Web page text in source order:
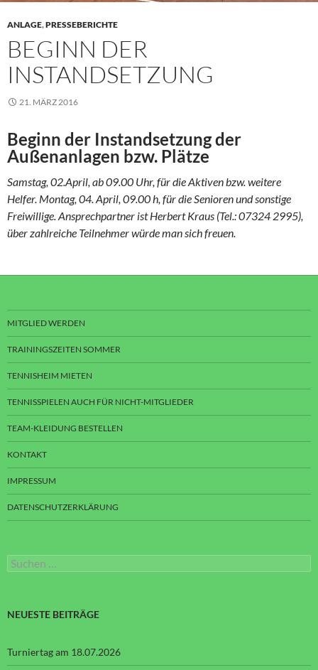
ANLAGE,PRESSEBERICHTE
BEGINN DER
INSTANDSETZUNG
21. MÄRZ 2016
Beginn der Instandsetzung der
Außenanlagen bzw. Plätze
Samstag, 02.April, ab 09.00 Uhr, für die Aktiven bzw. weitere
Helfer. Montag, 04. April, 09.00 h, für die Senioren und sonstige
Freiwillige. Ansprechpartner ist Herbert Kraus (Tel.: 07324 2995),
über zahlreiche Teilnehmer würde man sich freuen.
MITGLIED WERDEN
TRAININGSZEITEN SOMMER
TENNISHEIM MIETEN
TENNISSPIELEN AUCH FÜR NICHT-MITGLIEDER
TEAM-KLEIDUNG BESTELLEN
KONTAKT
IMPRESSUM
DATENSCHUTZERKLÄRUNG
Suchen
nach:
NEUESTE BEITRÄGE
Turniertag am 18.07.2026